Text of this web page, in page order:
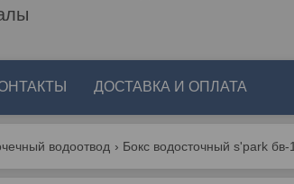
ДОСТАВКА И ОПЛАТА
водоотвод Бокс водосточный s'park